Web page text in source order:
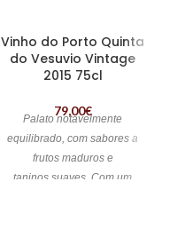
Vinho do Porto Quinta
do Vesuvio Vintage
2015 75cl
79,00€
Palato notavelmente
equilibrado, com sabores a
frutos maduros e
taninos suaves. Com um